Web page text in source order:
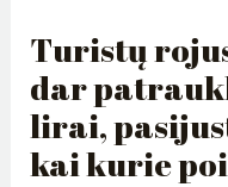
Turistų
dar
lirai,
kai kurie